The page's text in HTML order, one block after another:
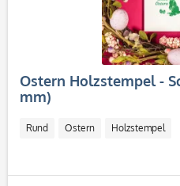
Ostern Holzstempel -
mm)
Rund Ostern Holzstempel